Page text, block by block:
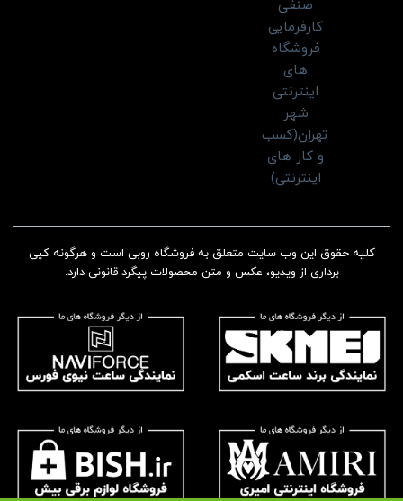
کلیه حقوق این وب سایت متعلق به فروشگاه روبی است و هرگونه کپی
برداری از ویدیو، عکس و متن محصولات پیگرد قانونی دارد.